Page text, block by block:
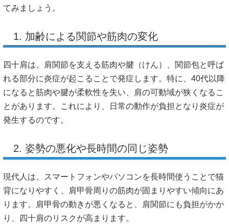
てみましょう。
1. 加齢による関節や筋肉の変化
四十肩は、肩関節を支える筋肉や腱（けん）、関節包と呼ば
れる部分に炎症が起こることで発症します。特に、40代以降
になると筋肉や腱が柔軟性を失い、肩の可動域が狭くなるこ
とがあります。これにより、日常の動作が負担となり炎症が
発生するのです。
2. 姿勢の悪化や長時間の同じ姿勢
現代人は、スマートフォンやパソコンを長時間使うことで猫
背になりやすく、肩甲骨周りの筋肉が固まりやすい傾向にあ
ります。肩甲骨の動きが悪くなると、肩関節にも負担がかか
り、四十肩のリスクが高まります。